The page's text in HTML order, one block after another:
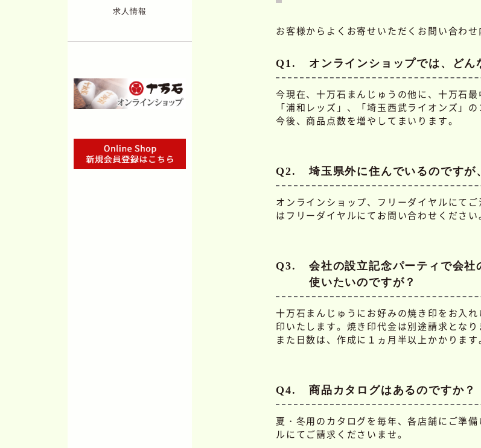
求人情報
お客様からよくお寄せいただくお問い合わせ
Q1. オンラインショップでは、どん
今現在、十万石まんじゅうの他に、十万石
「浦和レッズ」、「埼玉西武ライオンズ」
今後、商品点数を増やしてまいります。
Q2. 埼玉県外に住んでいるのですが
オンラインショップ、フリーダイヤルにて
はフリーダイヤルにてお問い合わせください
Q3.
会社の設立記念パーティで会
使いたいのですが？
十万石まんじゅうにお好みの焼き印をお入
印いたします。焼き印代金は別途請求とな
また日数は、作成に１ヵ月半以上かかりま
Q4. 商品カタログはあるのですか？
夏・冬用のカタログを毎年、各店舗にご準
ルにてご請求くださいませ。